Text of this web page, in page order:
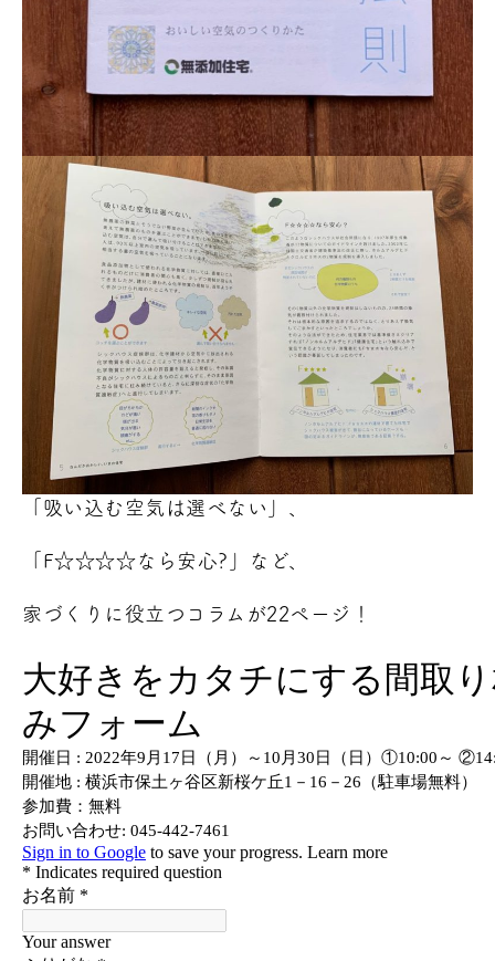
「吸い込む空気は選べない」、
「F☆☆☆☆なら安心?」など、
家づくりに役立つコラムが22ページ！